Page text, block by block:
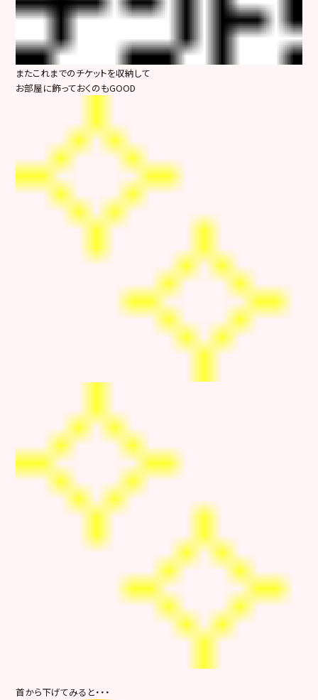
またこれまでのチケットを収納して
お部屋に飾っておくのもGOOD
首から下げてみると・・・